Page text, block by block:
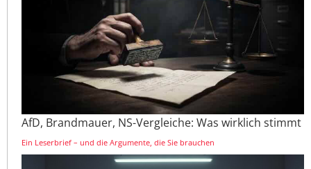
AfD, Brandmauer, NS-Vergleiche: Was wirklich stimmt
Ein Leserbrief – und die Argumente, die Sie brauchen